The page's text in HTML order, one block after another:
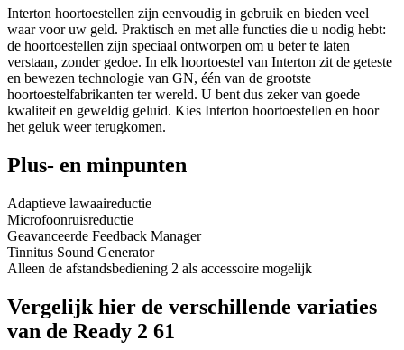
Interton hoortoestellen zijn eenvoudig in gebruik en bieden veel
waar voor uw geld. Praktisch en met alle functies die u nodig hebt:
de hoortoestellen zijn speciaal ontworpen om u beter te laten
verstaan, zonder gedoe. In elk hoortoestel van Interton zit de geteste
en bewezen technologie van GN, één van de grootste
hoortoestelfabrikanten ter wereld. U bent dus zeker van goede
kwaliteit en geweldig geluid. Kies Interton hoortoestellen en hoor
het geluk weer terugkomen.
Plus- en minpunten
Adaptieve lawaaireductie
Microfoonruisreductie
Geavanceerde Feedback Manager
Tinnitus Sound Generator
Alleen de afstandsbediening 2 als accessoire mogelijk
Vergelijk hier de verschillende variaties
van de Ready 2 61